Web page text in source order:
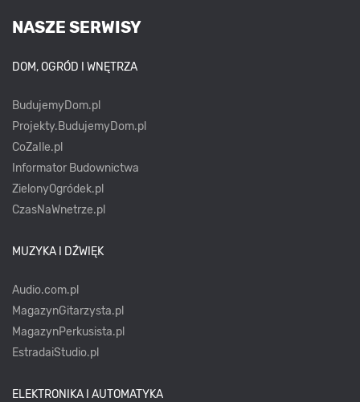
NASZE SERWISY
DOM, OGRÓD I WNĘTRZA
BudujemyDom.pl
Projekty.BudujemyDom.pl
CoZaIle.pl
Informator Budownictwa
ZielonyOgródek.pl
CzasNaWnetrze.pl
MUZYKA I DŹWIĘK
Audio.com.pl
MagazynGitarzysta.pl
MagazynPerkusista.pl
EstradaiStudio.pl
ELEKTRONIKA I AUTOMATYKA